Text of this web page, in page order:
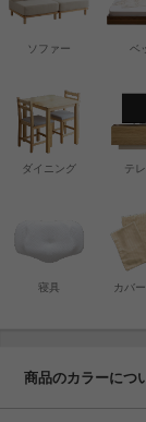
ソファー ベ
寝具 カバ
テ
ダイニング
商品のカラーにつ